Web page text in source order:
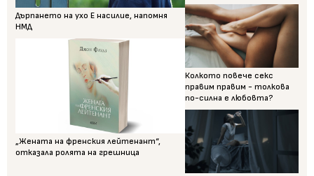
Дърпането на ухо Е насилие, напомня
НМД
„Жената на френския лейтенант“,
отказала ролята на грешница
Колкото повече секс
правим правим - толкова
по-силна е любовта?